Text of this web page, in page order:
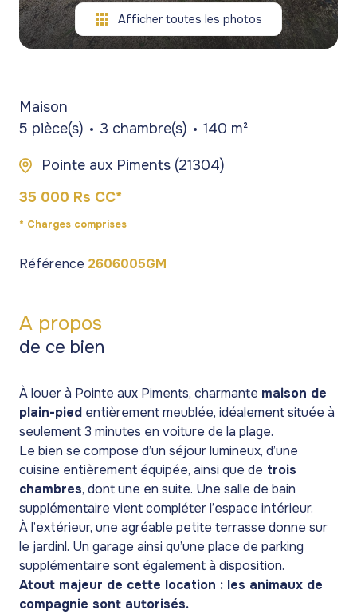
Afficher toutes les photos
Maison
5 pièce(s)
3 chambre(s) 140 m²
Pointe aux Piments (21304)
35 000 Rs CC*
* Charges comprises
Référence 2606005GM
A propos
de ce bien
À louer à Pointe aux Piments, charmante maison de
plain-pied entièrement meublée, idéalement située à
seulement 3 minutes en voiture de la plage.
Le bien se compose d’un séjour lumineux, d’une
cuisine entièrement équipée, ainsi que de trois
chambres, dont une en suite. Une salle de bain
supplémentaire vient compléter l’espace intérieur.
À l’extérieur, une agréable petite terrasse donne sur
le jardinl. Un garage ainsi qu’une place de parking
supplémentaire sont également à disposition.
Atout majeur de cette location : les animaux de
compagnie sont autorisés.